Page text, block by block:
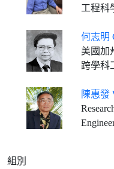
工程科
何志明
美國加州大
跨學科
陳惠發
Research
組別